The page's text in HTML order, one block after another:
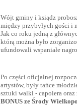
Wójt gminy i ksiądz
między przybyłych gości i
Jak co roku jedną z
którą można było
ufundowali wspaniałe
Po części oficjalnej
artystów, były tańce
sztuki walki - capoiera oraz
BONUS ze Środy